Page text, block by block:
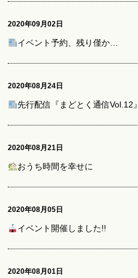
2020年09月02日
イベント予約、残り僅か…
2020年08月24日
先行配信『まどとく通信Vol.12』
2020年08月21日
おうち時間を幸せに
2020年08月05日
イベント開催しました!!
2020年08月01日